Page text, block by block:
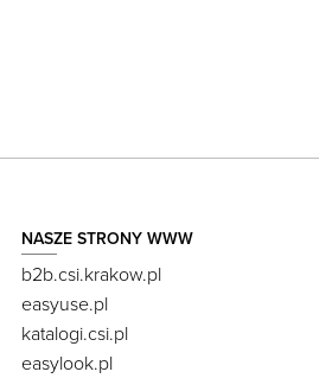
NASZE STRONY WWW
b2b.csi.krakow.pl
easyuse.pl
katalogi.csi.pl
easylook.pl